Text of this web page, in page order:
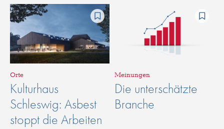
Orte
Kulturhaus
Schleswig: Asbest
stoppt die Arbeiten
Meinungen
Die unterschätzte
Branche